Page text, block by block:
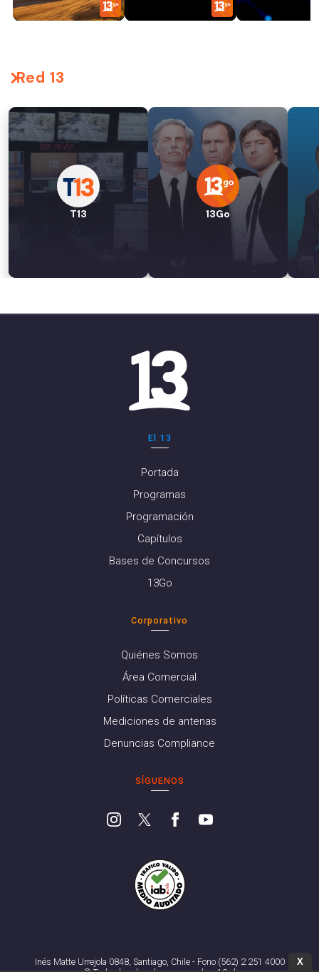
Red 13
T13 13Go
El 13
Portada
Programas
Programación
Capítulos
Bases de Concursos
13Go
Corporativo
Quiénes Somos
Área Comercial
Políticas Comerciales
Mediciones de antenas
Denuncias Compliance
SÍGUENOS
Inés Matte Urrejola 0848, Santiago, Chile - Fono (562) 2 251 4000
X